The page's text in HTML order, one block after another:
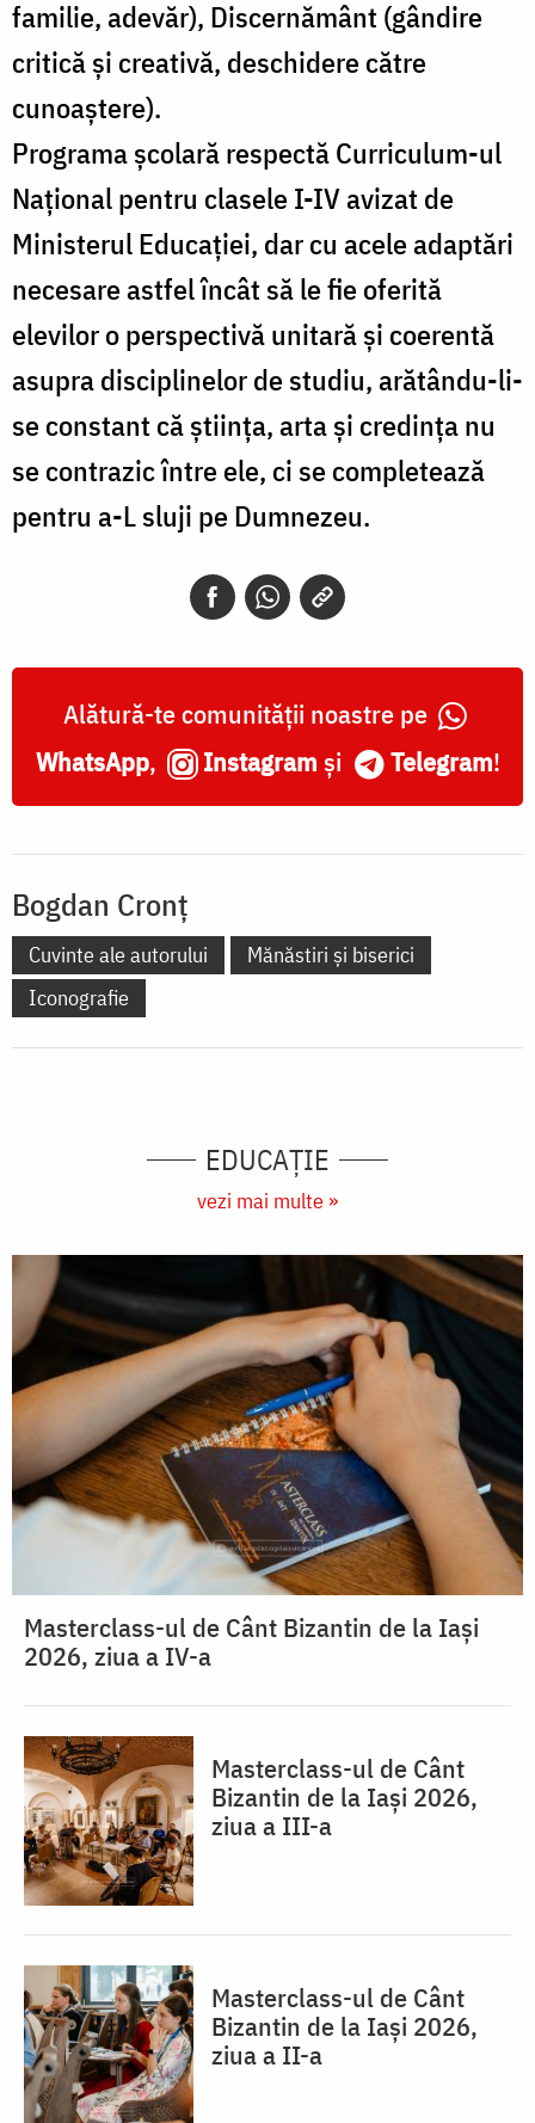
familie, adevăr), Discernământ (gândire
critică şi creativă, deschidere către
cunoaştere).
Programa şcolară respectă Curriculum-ul
Naţional pentru clasele I-IV avizat de
Ministerul Educaţiei, dar cu acele adaptări
necesare astfel încât să le fie oferită
elevilor o perspectivă unitară şi coerentă
asupra disciplinelor de studiu, arătându-li-
se constant că ştiinţa, arta şi credinţa nu
se contrazic între ele, ci se completează
pentru a-L sluji pe Dumnezeu.
Alătură-te comunității noastre pe
WhatsApp, Instagram și Telegram!
Bogdan Cronț
Cuvinte ale autorului
Mănăstiri și biserici
Iconografie
EDUCAŢIE
vezi mai multe »
Masterclass-ul de Cânt Bizantin de la Iași
2026, ziua a IV-a
Masterclass-ul de Cânt
Bizantin de la Iași 2026,
ziua a III-a
Masterclass-ul de Cânt
Bizantin de la Iași 2026,
ziua a II-a